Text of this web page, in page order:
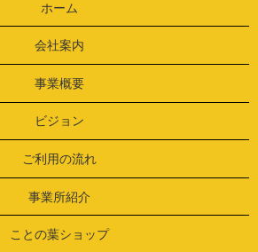
ホーム
会社案内
事業概要
ビジョン
ご利用の流れ
事業所紹介
ことの葉ショップ